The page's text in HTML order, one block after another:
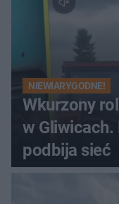
NIEWIARYGODNE!
Wkurzony
w Gliwicach.
podbija sieć